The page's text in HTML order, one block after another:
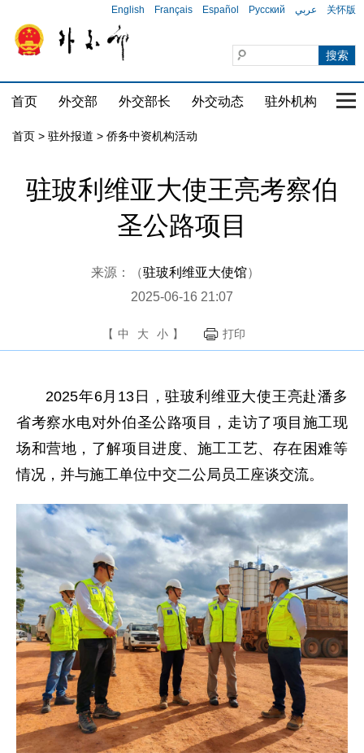
English Français Español Русский عربي 关怀版
首页 外交部 外交部长 外交动态 驻外机构 国
首页 > 驻外报道 > 侨务中资机构活动
驻玻利维亚大使王亮考察伯
圣公路项目
来源：（驻玻利维亚大使馆）
2025-06-16 21:07
【 中 大 小 】 打印
2025年6月13日，驻玻利维亚大使王亮赴潘多
省考察水电对外伯圣公路项目，走访了项目施工现
场和营地，了解项目进度、施工工艺、存在困难等
情况，并与施工单位中交二公局员工座谈交流。